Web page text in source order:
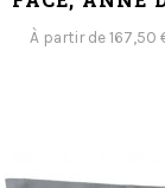
À partir de 167,50